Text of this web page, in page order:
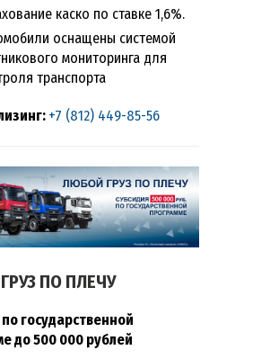
каско по ставке 1,6%.
оснащены системой
мониторинга для
транспорта
+7 (812) 449-85-56
ПО ПЛЕЧУ
государственной
до 500 000 рублей